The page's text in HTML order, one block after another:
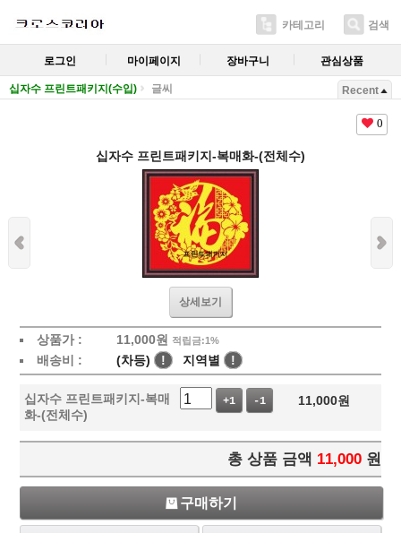
카테고리 검색
로그인 마이페이지 장바구니 관심상품
십자수 프린트패키지(수입) 글씨 Recent
0
십자수 프린트패키지-복매화-(전체수)
상세보기
상품가 : 11,000원 적립금:1%
배송비 : (차등) ! 지역별 !
십자수 프린트패키지-복매
화-(전체수)
+1 -1 11,000원
총 상품 금액 11,000 원
구매하기